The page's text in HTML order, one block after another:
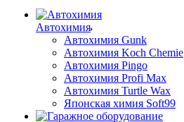
Автохимия
Автохимия Gunk
Автохимия Koch Chemie
Автохимия Pingo
Автохимия Profi Max
Автохимия Turtle Wax
Японская химия Soft99